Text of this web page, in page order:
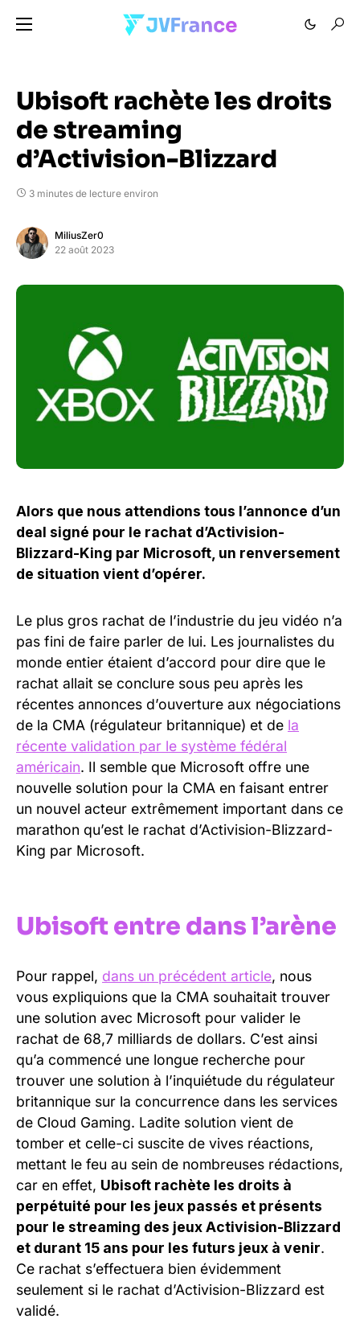
Ubisoft rachète les droits
de streaming
d’Activision-Blizzard
3 minutes de lecture environ
MiliusZer0
22 août 2023
Alors que nous attendions tous l’annonce d’un
deal signé pour le rachat d’Activision-
Blizzard-King par Microsoft, un renversement
de situation vient d’opérer.
Le plus gros rachat de l’industrie du jeu vidéo n’a
pas fini de faire parler de lui. Les journalistes du
monde entier étaient d’accord pour dire que le
rachat allait se conclure sous peu après les
récentes annonces d’ouverture aux négociations
de la CMA (régulateur britannique) et de la
récente validation par le système fédéral
américain. Il semble que Microsoft offre une
nouvelle solution pour la CMA en faisant entrer
un nouvel acteur extrêmement important dans ce
marathon qu’est le rachat d’Activision-Blizzard-
King par Microsoft.
Ubisoft entre dans l’arène
Pour rappel, dans un précédent article, nous
vous expliquions que la CMA souhaitait trouver
une solution avec Microsoft pour valider le
rachat de 68,7 milliards de dollars. C’est ainsi
qu’a commencé une longue recherche pour
trouver une solution à l’inquiétude du régulateur
britannique sur la concurrence dans les services
de Cloud Gaming. Ladite solution vient de
tomber et celle-ci suscite de vives réactions,
mettant le feu au sein de nombreuses rédactions,
car en effet, Ubisoft rachète les droits à
perpétuité pour les jeux passés et présents
pour le streaming des jeux Activision-Blizzard
et durant 15 ans pour les futurs jeux à venir.
Ce rachat s’effectuera bien évidemment
seulement si le rachat d’Activision-Blizzard est
validé.